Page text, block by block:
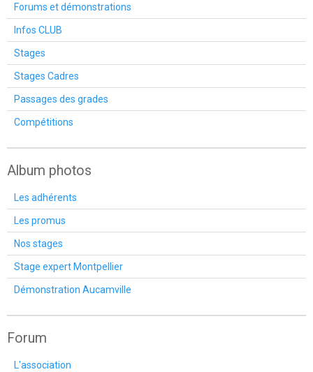
Forums et démonstrations
Infos CLUB
Stages
Stages Cadres
Passages des grades
Compétitions
Album photos
Les adhérents
Les promus
Nos stages
Stage expert Montpellier
Démonstration Aucamville
Forum
L'association